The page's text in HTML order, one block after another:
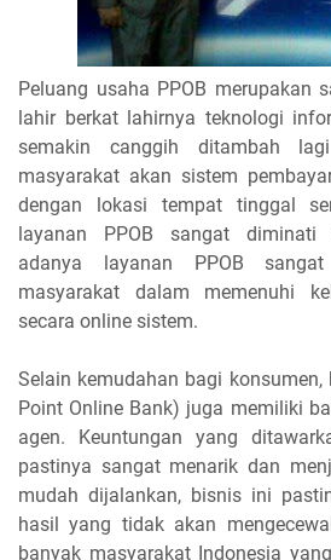
Peluang usaha PPOB merupakan
lahir berkat lahirnya teknologi
semakin canggih ditambah
masyarakat akan sistem
dengan lokasi tempat tinggal
layanan PPOB sangat diminati
adanya layanan PPOB
masyarakat dalam memenuhi
secara online sistem.
Selain kemudahan bagi konsumen,
Point Online Bank) juga memiliki
agen. Keuntungan yang
pastinya sangat menarik dan
mudah dijalankan, bisnis ini
hasil yang tidak akan
banyak masyarakat Indonesia